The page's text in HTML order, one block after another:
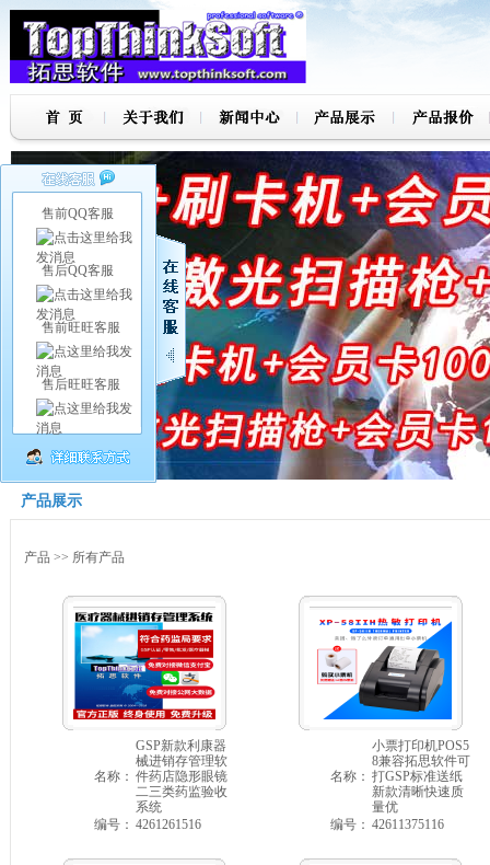
产品展示
产品 >> 所有产品
名称：
GSP新款利康器
械进销存管理软
件药店隐形眼镜
二三类药监验收
系统
编号： 4261261516
名称：
小票打印机POS5
8兼容拓思软件可
打GSP标准送纸
新款清晰快速质
量优
编号： 42611375116
售前QQ客服
售后QQ客服
售前旺旺客服
售后旺旺客服